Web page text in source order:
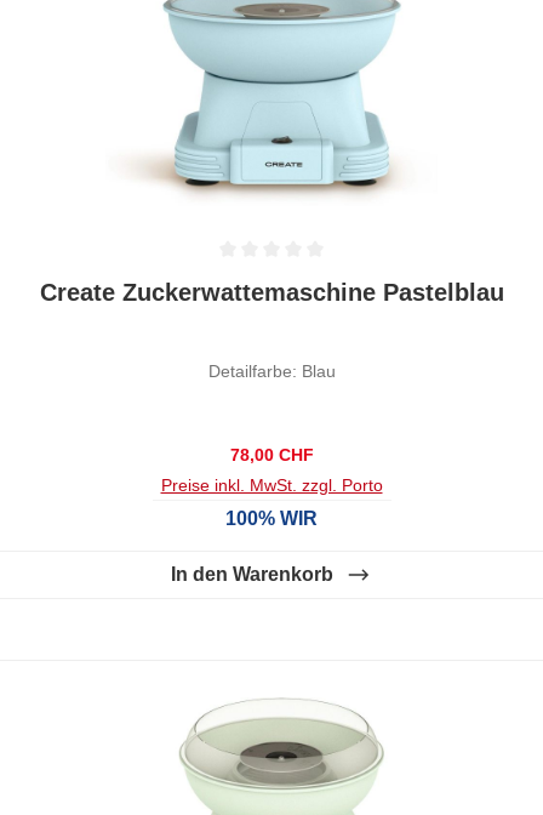
Durchschnittliche Bewertung von 0 von 5 Sternen
Create Zuckerwattemaschine Pastelblau
Detailfarbe: Blau
Regulärer Preis:
78,00 CHF
Preise inkl. MwSt. zzgl. Porto
100% WIR
In den Warenkorb